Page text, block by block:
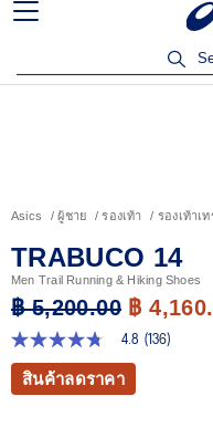
15% เมื่อซื้อสินค้าครบ
Asics ผู้ชาย รองเท้า รองเท้าเท
TRABUCO 14
Men Trail Running & Hiking Shoes
฿ 5,200.00 ฿
4.8
จาก
ดาว
4.8 (136)
สินค้าลดราคา